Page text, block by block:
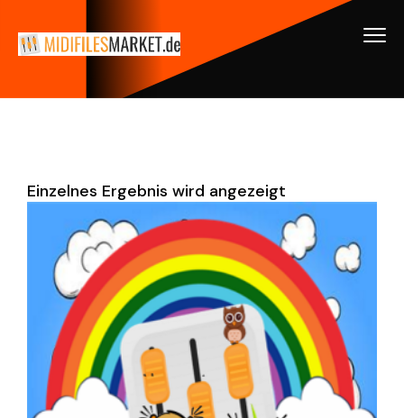
Einzelnes Ergebnis wird angezeigt